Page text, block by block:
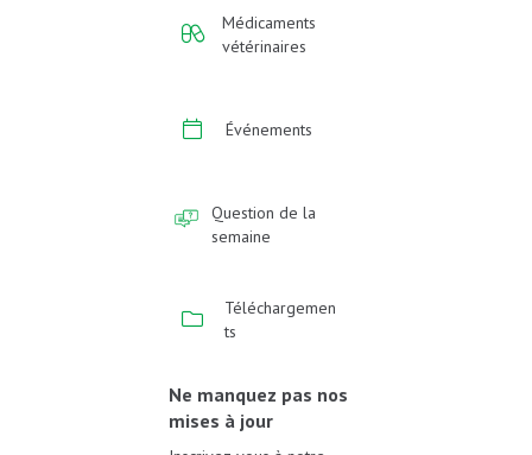
Médicaments
vétérinaires
Événements
Question de la
semaine
Téléchargemen
ts
Ne manquez pas nos
mises à jour